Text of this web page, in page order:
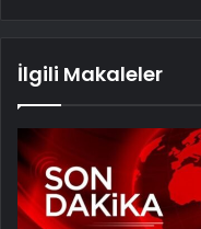
İlgili Makaleler